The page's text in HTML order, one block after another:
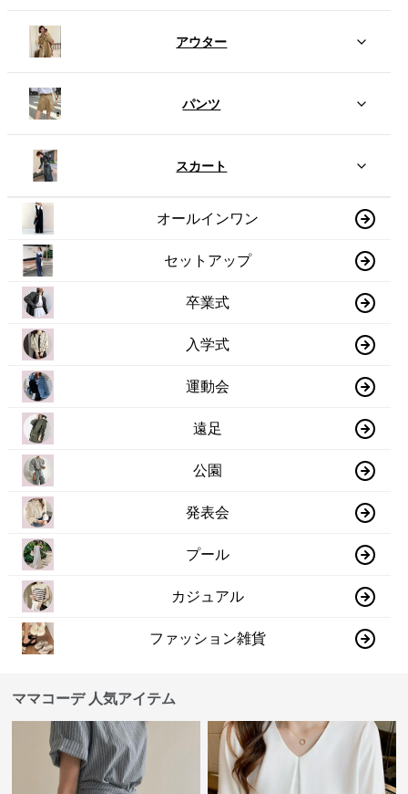
アウター
パンツ
スカート
オールインワン
セットアップ
卒業式
入学式
運動会
遠足
公園
発表会
プール
カジュアル
ファッション雑貨
ママコーデ 人気アイテム